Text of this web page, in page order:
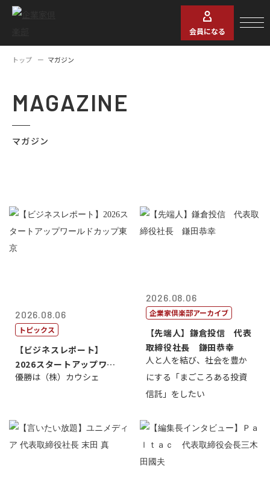
会員になる
トップ マガジン
MAGAZINE
マガジン
2026.08.06
トピックス
【ビジネスレポート】
2026スタートアップワー
ルドカップ東京
優勝は（株）カウシェ
2026.08.06
企業家倶楽部アーカイブ
【先端人】鎌倉投信 代表
取締役社長 鎌田恭幸
人と人を結び、社会を豊か
にする「まごころある投資
信託」をしたい